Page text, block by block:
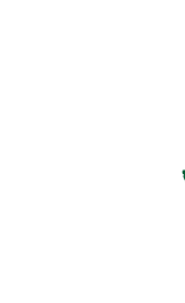
観光地・公
電子掲示場